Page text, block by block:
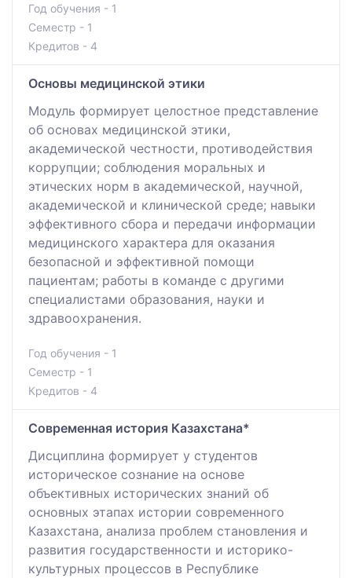
Год обучения - 1
Семестр - 1
Кредитов - 4
Основы медицинской этики
Модуль формирует целостное представление
об основах медицинской этики,
академической честности, противодействия
коррупции; соблюдения моральных и
этических норм в академической, научной,
академической и клинической среде; навыки
эффективного сбора и передачи информации
медицинского характера для оказания
безопасной и эффективной помощи
пациентам; работы в команде с другими
специалистами образования, науки и
здравоохранения.
Год обучения - 1
Семестр - 1
Кредитов - 4
Cовременная история Казахстана*
Дисциплина формирует у студентов
историческое сознание на основе
объективных исторических знаний об
основных этапах истории современного
Казахстана, анализа проблем становления и
развития государственности и историко-
культурных процессов в Республике